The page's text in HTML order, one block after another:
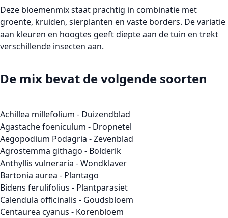
Deze bloemenmix staat prachtig in combinatie met
groente, kruiden, sierplanten en vaste borders. De variatie
aan kleuren en hoogtes geeft diepte aan de tuin en trekt
verschillende insecten aan.
De mix bevat de volgende soorten
Achillea millefolium - Duizendblad
Agastache foeniculum - Dropnetel
Aegopodium Podagria - Zevenblad
Agrostemma githago - Bolderik
Anthyllis vulneraria - Wondklaver
Bartonia aurea - Plantago
Bidens ferulifolius - Plantparasiet
Calendula officinalis - Goudsbloem
Centaurea cyanus - Korenbloem